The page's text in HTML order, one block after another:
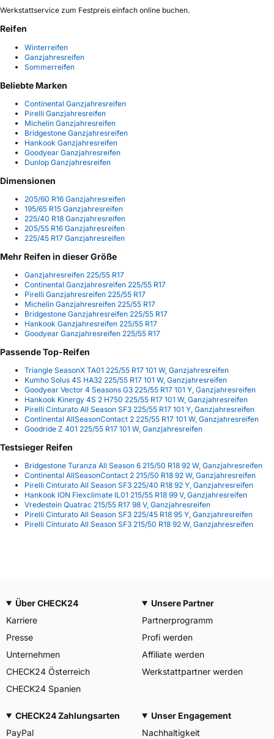
Werkstattservice zum Festpreis einfach online buchen.
Reifen
Winterreifen
Ganzjahresreifen
Sommerreifen
Beliebte Marken
Continental Ganzjahresreifen
Pirelli Ganzjahresreifen
Michelin Ganzjahresreifen
Bridgestone Ganzjahresreifen
Hankook Ganzjahresreifen
Goodyear Ganzjahresreifen
Dunlop Ganzjahresreifen
Dimensionen
205/60 R16 Ganzjahresreifen
195/65 R15 Ganzjahresreifen
225/40 R18 Ganzjahresreifen
205/55 R16 Ganzjahresreifen
225/45 R17 Ganzjahresreifen
Mehr Reifen in dieser Größe
Ganzjahresreifen 225/55 R17
Continental Ganzjahresreifen 225/55 R17
Pirelli Ganzjahresreifen 225/55 R17
Michelin Ganzjahresreifen 225/55 R17
Bridgestone Ganzjahresreifen 225/55 R17
Hankook Ganzjahresreifen 225/55 R17
Goodyear Ganzjahresreifen 225/55 R17
Passende Top-Reifen
Triangle SeasonX TA01 225/55 R17 101 W, Ganzjahresreifen
Kumho Solus 4S HA32 225/55 R17 101 W, Ganzjahresreifen
Goodyear Vector 4 Seasons G3 225/55 R17 101 Y, Ganzjahresreifen
Hankook Kinergy 4S 2 H750 225/55 R17 101 W, Ganzjahresreifen
Pirelli Cinturato All Season SF3 225/55 R17 101 Y, Ganzjahresreifen
Continental AllSeasonContact 2 225/55 R17 101 W, Ganzjahresreifen
Goodride Z 401 225/55 R17 101 W, Ganzjahresreifen
Testsieger Reifen
Bridgestone Turanza All Season 6 215/50 R18 92 W, Ganzjahresreifen
Continental AllSeasonContact 2 215/50 R18 92 W, Ganzjahresreifen
Pirelli Cinturato All Season SF3 225/40 R18 92 Y, Ganzjahresreifen
Hankook ION Flexclimate IL01 215/55 R18 99 V, Ganzjahresreifen
Vredestein Quatrac 215/55 R17 98 V, Ganzjahresreifen
Pirelli Cinturato All Season SF3 225/45 R18 95 Y, Ganzjahresreifen
Pirelli Cinturato All Season SF3 215/50 R18 92 W, Ganzjahresreifen
Über CHECK24
Karriere
Presse
Unternehmen
CHECK24 Österreich
CHECK24 Spanien
Unsere Partner
Partnerprogramm
Profi werden
Affiliate werden
Werkstattpartner werden
CHECK24 Zahlungsarten
PayPal
Unser Engagement
Nachhaltigkeit